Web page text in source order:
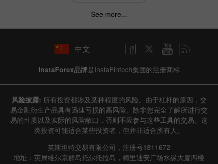
See more...
中文
InstaForex品牌是InstaFintech集团的注册商标
风险披露: 所有投资都涉及某种程度的风险。由于杠杆的原因，交
易金融衍生产品具有迅速亏损的高风险。除非您完全了解所进行交
易的性质以及实际的风险敞口，否则不应参与这些工具的交易。这
类投资可能适合某些投资者，但并非适合所有人。
英斯坦特交易有限公司，注册号1811672
地址：英属维尔京群岛托尔托拉岛，梅里迪安广场水缘大厦四楼